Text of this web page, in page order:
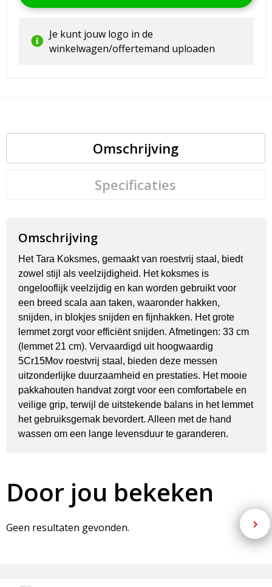
Je kunt jouw logo in de
winkelwagen/offertemand uploaden
Omschrijving
Specificaties
Omschrijving
Het Tara Koksmes, gemaakt van roestvrij staal, biedt
zowel stijl als veelzijdigheid. Het koksmes is
ongelooflijk veelzijdig en kan worden gebruikt voor
een breed scala aan taken, waaronder hakken,
snijden, in blokjes snijden en fijnhakken. Het grote
lemmet zorgt voor efficiënt snijden. Afmetingen: 33 cm
(lemmet 21 cm). Vervaardigd uit hoogwaardig
5Cr15Mov roestvrij staal, bieden deze messen
uitzonderlijke duurzaamheid en prestaties. Het mooie
pakkahouten handvat zorgt voor een comfortabele en
veilige grip, terwijl de uitstekende balans in het lemmet
het gebruiksgemak bevordert. Alleen met de hand
wassen om een lange levensduur te garanderen.
Door jou bekeken
Geen resultaten gevonden.